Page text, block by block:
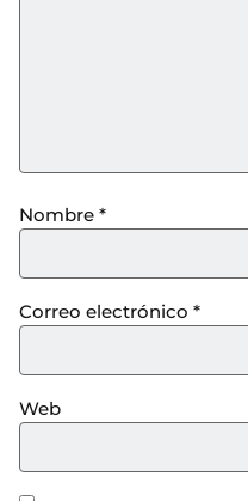
Nombre *
Correo electrónico *
Web